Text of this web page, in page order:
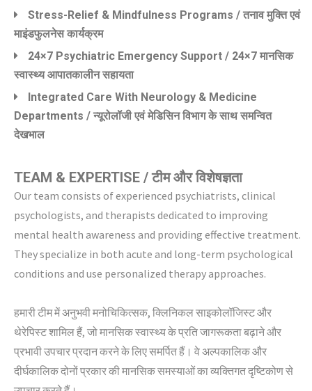
Stress-Relief & Mindfulness Programs / तनाव मुक्ति एवं
माइंडफुलनेस कार्यक्रम
24×7 Psychiatric Emergency Support / 24×7 मानसिक
स्वास्थ्य आपातकालीन सहायता
Integrated Care With Neurology & Medicine
Departments / न्यूरोलॉजी एवं मेडिसिन विभाग के साथ समन्वित
देखभाल
TEAM & EXPERTISE / टीम और विशेषज्ञता
Our team consists of experienced psychiatrists, clinical
psychologists, and therapists dedicated to improving
mental health awareness and providing effective treatment.
They specialize in both acute and long-term psychological
conditions and use personalized therapy approaches.
हमारी टीम में अनुभवी मनोचिकित्सक, क्लिनिकल साइकोलॉजिस्ट और
थेरेपिस्ट शामिल हैं, जो मानसिक स्वास्थ्य के प्रति जागरूकता बढ़ाने और
प्रभावी उपचार प्रदान करने के लिए समर्पित हैं। वे अल्पकालिक और
दीर्घकालिक दोनों प्रकार की मानसिक समस्याओं का व्यक्तिगत दृष्टिकोण से